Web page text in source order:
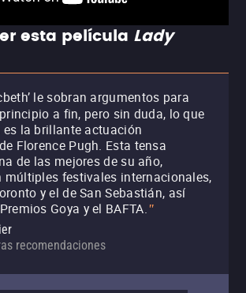
esta película Lady
le sobran argumentos para
a fin, pero sin duda, lo que
la brillante actuación
Florence Pugh. Esta tensa
de las mejores de su año,
múltiples festivales internacionales,
y el de San Sebastián, así
Goya y el BAFTA."
recomendaciones